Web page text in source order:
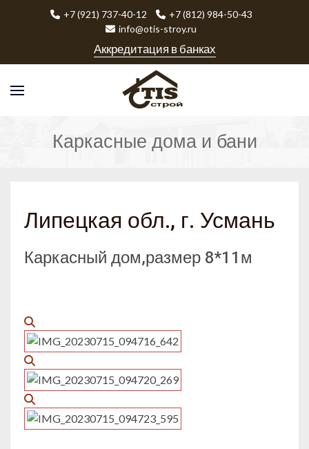
+7 (921) 737-40-12
+7 (812) 984-50-43
info@otis-stroy.ru
Аккредитация в банках
Каркасные дома и бани
Липецкая обл., г. Усмань
Каркасный дом,размер 8*11м